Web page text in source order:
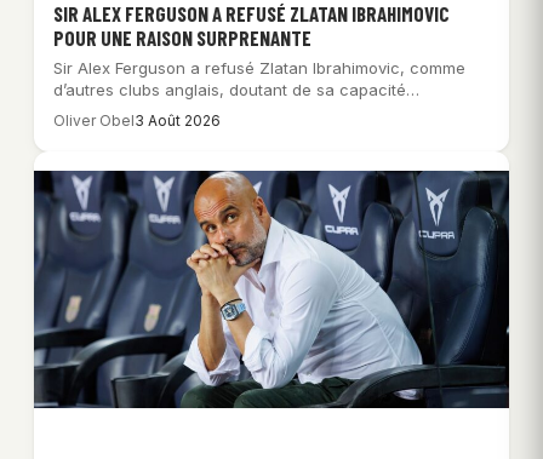
SIR ALEX FERGUSON A REFUSÉ ZLATAN IBRAHIMOVIC
POUR UNE RAISON SURPRENANTE
Sir Alex Ferguson a refusé Zlatan Ibrahimovic, comme
d’autres clubs anglais, doutant de sa capacité…
Oliver Obel3 Août 2026